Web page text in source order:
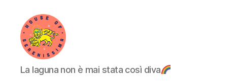
House
of
La laguna non è mai stata così diva